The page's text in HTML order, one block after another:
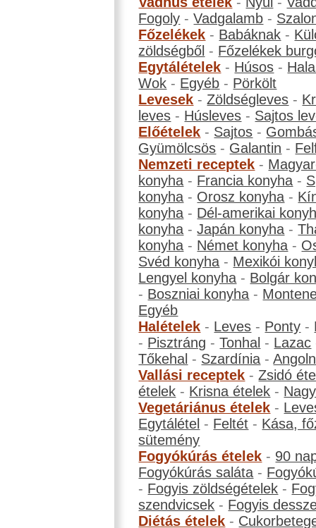
Fogoly -Vadgalamb -
Főzelékek - Babáknak -
zöldségből - Főzelékek
Egytálételek - Húsos -
Wok - Egyéb - Pörkölt
Levesek -Zöldségleves -
leves - Húsleves - Sajtos
Előételek - Sajtos -
Gyümölcsös - Galantin -
Nemzeti receptek -
konyha - Francia konyha -
konyha - Orosz konyha -
konyha - Dél-amerikai
konyha -Japán konyha -
konyha - Német konyha -
Svéd konyha - Mexikói
Lengyel konyha - Bolgár
- Boszniai konyha -
Egyéb
Halételek - Leves - Ponty -
- Pisztráng -Tonhal - Lazac
Tőkehal - Szardínia -
Vallási receptek -Zsidó
ételek - Krisna ételek -
Vegetáriánus ételek -
Egytálétel - Feltét - Kása,
sütemény
Fogyókúrás ételek - 90
Fogyókúrás saláta -
- Fogyis zöldségételek -
szendvicsek - Fogyis
Diétás ételek -